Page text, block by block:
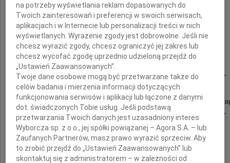
Mariana Turskiego
Ocalałego z Zagłady, historyka i dziennikarza,
członka Rady Programowej
Żydowskiego Instytutu Historycznego im. Emanuela
i wieloletniego redaktora tygodnika "Polityka".
Rodzinie i Bliskim
na potrzeby wyświetlania reklam dopasowanych do
Twoich zainteresowań i preferencji w swoich serwisach,
aplikacjach i w Internecie lub personalizacji treści w nich
wyświetlanych. Wyrażenie zgody jest dobrowolne. Jeśli nie
chcesz wyrazić zgody, chcesz ograniczyć jej zakres lub
chcesz wycofać zgodę uprzednio udzieloną przejdź do
„Ustawień Zaawansowanych”.
Twoje dane osobowe mogą być przetwarzane także do
celów badania i mierzenia informacji dotyczących
funkcjonowania serwisów i aplikacji lub łączone z danymi
dot. świadczonych Tobie usług. Jeśli podstawą
przetwarzania Twoich danych jest uzasadniony interes
Wyborcza sp. z o.o., jej spółki powiązanej – Agora S.A. – lub
Zaufanych Partnerów, masz prawo wyrazić sprzeciw. Aby
to zrobić przejdź do „Ustawień Zaawansowanych” lub
skontaktuj się z administratorem – w zależności od